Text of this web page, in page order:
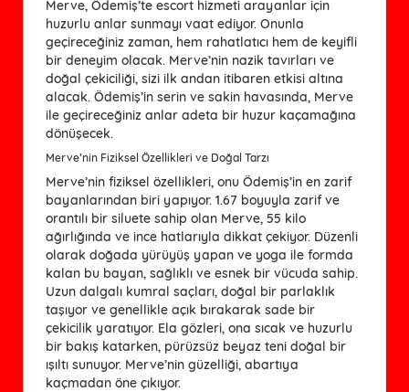
Merve, Ödemiş’te escort hizmeti arayanlar için
huzurlu anlar sunmayı vaat ediyor. Onunla
geçireceğiniz zaman, hem rahatlatıcı hem de keyifli
bir deneyim olacak. Merve’nin nazik tavırları ve
doğal çekiciliği, sizi ilk andan itibaren etkisi altına
alacak. Ödemiş’in serin ve sakin havasında, Merve
ile geçireceğiniz anlar adeta bir huzur kaçamağına
dönüşecek.
Merve’nin Fiziksel Özellikleri ve Doğal Tarzı
Merve’nin fiziksel özellikleri, onu Ödemiş’in en zarif
bayanlarından biri yapıyor. 1.67 boyuyla zarif ve
orantılı bir siluete sahip olan Merve, 55 kilo
ağırlığında ve ince hatlarıyla dikkat çekiyor. Düzenli
olarak doğada yürüyüş yapan ve yoga ile formda
kalan bu bayan, sağlıklı ve esnek bir vücuda sahip.
Uzun dalgalı kumral saçları, doğal bir parlaklık
taşıyor ve genellikle açık bırakarak sade bir
çekicilik yaratıyor. Ela gözleri, ona sıcak ve huzurlu
bir bakış katarken, pürüzsüz beyaz teni doğal bir
ışıltı sunuyor. Merve’nin güzelliği, abartıya
kaçmadan öne çıkıyor.